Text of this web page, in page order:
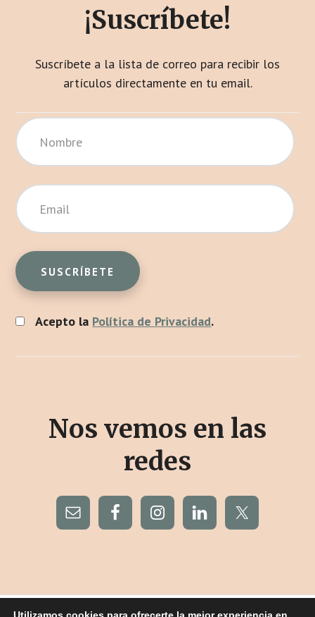
¡Suscríbete!
Suscríbete a la lista de correo para recibir los
artículos directamente en tu email.
Acepto la Política de Privacidad.
Nos vemos en las
redes